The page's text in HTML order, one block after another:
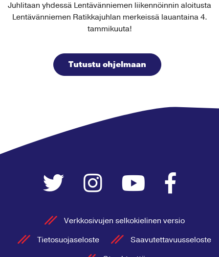
Juhlitaan yhdessä Lentävänniemen liikennöinnin aloitusta
Lentävänniemen Ratikkajuhlan merkeissä lauantaina 4.
tammikuuta!
Tutustu ohjelmaan
Verkkosivujen selkokielinen versio
Tietosuojaseloste
Saavutettavuusseloste